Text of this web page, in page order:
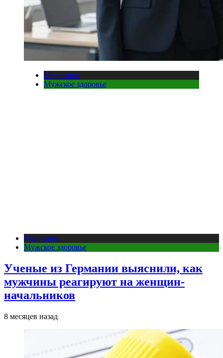
Медицина
Мужское здоровье
Медицина
Мужское здоровье
Ученые из Германии выяснили, как
мужчины реагируют на женщин-
начальников
8 месяцев назад